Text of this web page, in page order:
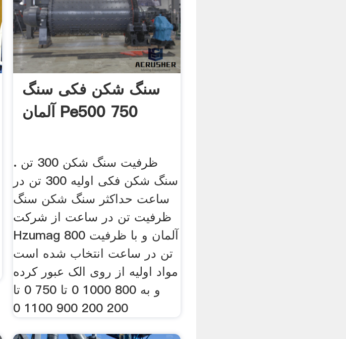
سنگ شکن فکی سنگ
آلمان Pe500 750
ظرفیت سنگ شکن 300 تن .
سنگ شکن فکی اولیه 300 تن در
ساعت حداکثر سنگ شکن سنگ
ظرفیت تن در ساعت از شرکت
Hzumag آلمان و با ظرفیت 800
تن در ساعت انتخاب شده است
مواد اولیه از روی الک عبور کرده
و به 800 1000 0 تا 750 0 تا
200 200 900 1100 0